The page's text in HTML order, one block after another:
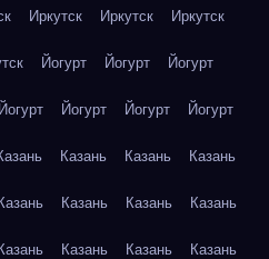
Иркутск Иркутск Иркутск
Йогурт Йогурт Йогурт
Йогурт Йогурт Йогурт Йогурт
Казань Казань Казань
Казань Казань Казань Казань
Казань Казань Казань Казань